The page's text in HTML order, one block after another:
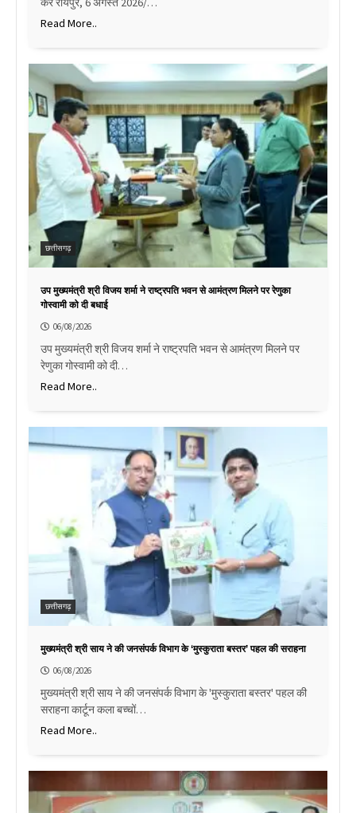
Read More..
छत्तीसगढ़
उप मुख्यमंत्री श्री विजय शर्मा ने राष्ट्रपति भवन से आमंत्रण मिलने पर रेणुका
गोस्वामी को दी बधाई
06/08/2026
उप मुख्यमंत्री श्री विजय शर्मा ने राष्ट्रपति भवन से आमंत्रण मिलने पर
रेणुका गोस्वामी को दी…
Read More..
छत्तीसगढ़
मुख्यमंत्री श्री साय ने की जनसंपर्क विभाग के ‘मुस्कुराता बस्तर’ पहल की सराहना
06/08/2026
मुख्यमंत्री श्री साय ने की जनसंपर्क विभाग के 'मुस्कुराता बस्तर' पहल की
सराहना कार्टून कला बच्चों…
Read More..